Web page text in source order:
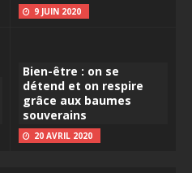
9 JUIN 2020
Bien-être : on se
détend et on respire
grâce aux baumes
souverains
20 AVRIL 2020